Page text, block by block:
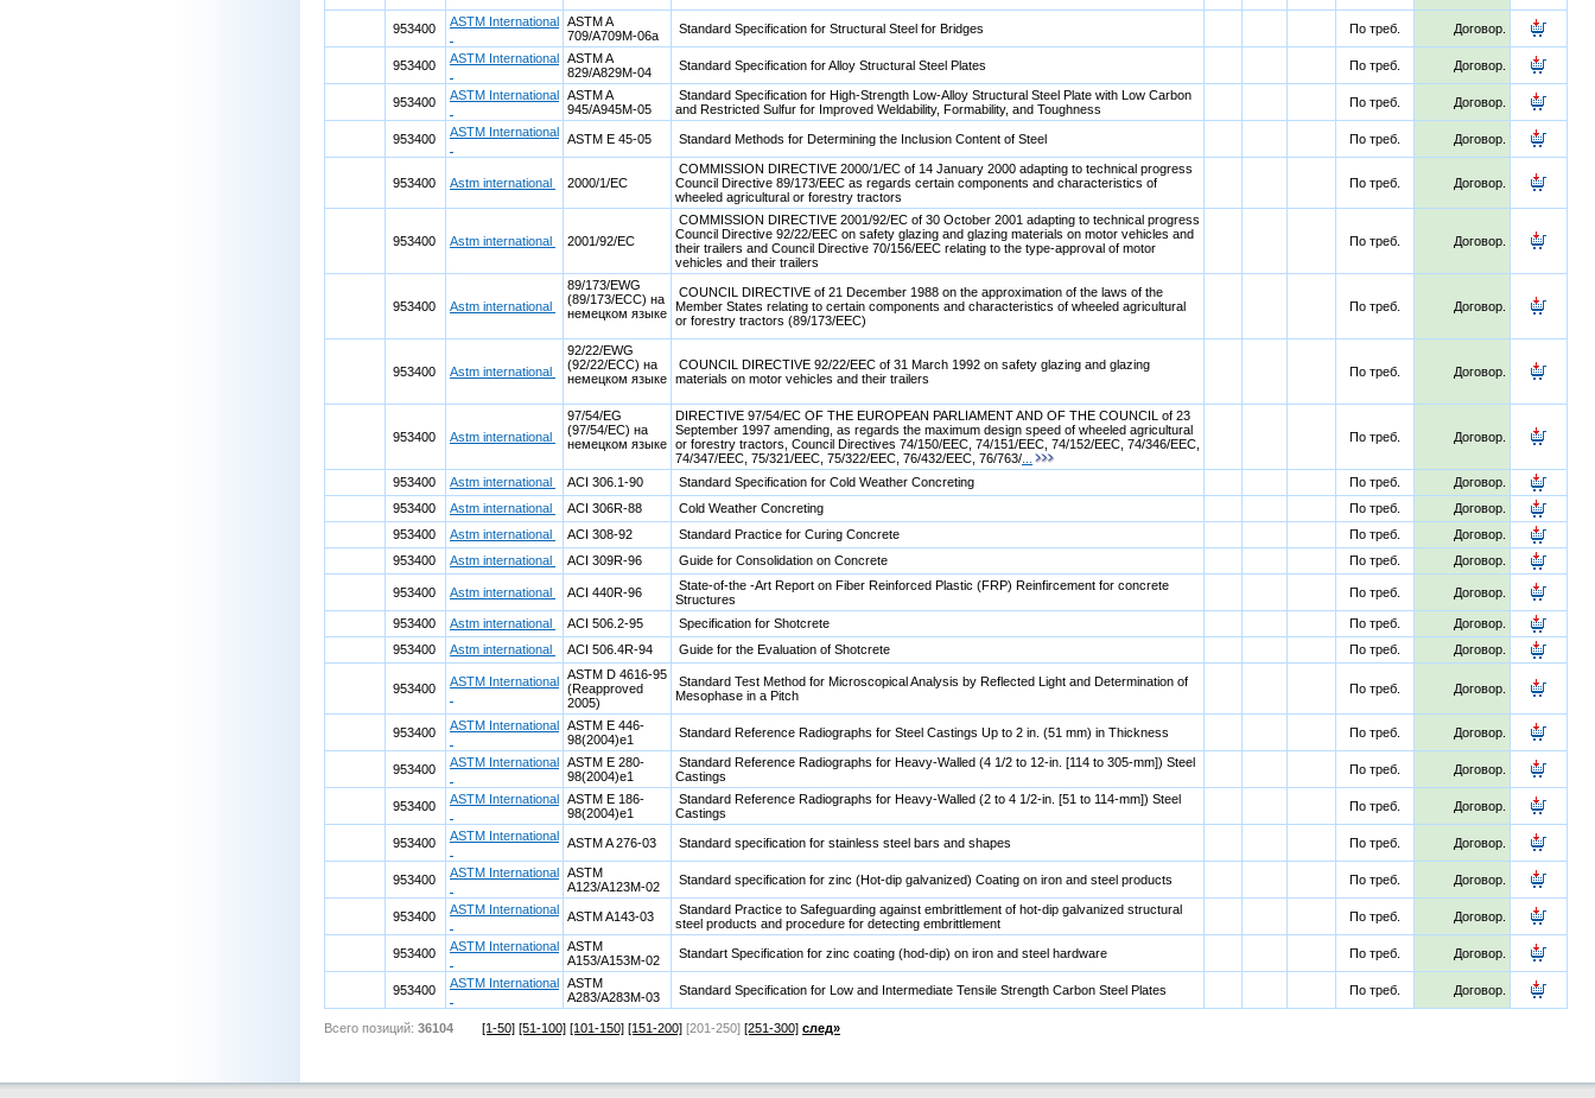
953400 ASTM International ASTM A
709/A709M-06a
Standard Specification for Structural Steel for Bridges По треб. Договор.
953400 ASTM International ASTM A
829/A829M-04
Standard Specification for Alloy Structural Steel Plates По треб. Договор.
953400 ASTM International ASTM A
945/A945M-05
Standard Specification for High-Strength Low-Alloy Structural Steel Plate with Low Carbon
and Restricted Sulfur for Improved Weldability, Formability, and Toughness
По треб. Договор.
953400 ASTM International ASTM E 45-05 Standard Methods for Determining the Inclusion Content of Steel По треб. Договор.
953400 Astm international 2000/1/EC
COMMISSION DIRECTIVE 2000/1/EC of 14 January 2000 adapting to technical progress
Council Directive 89/173/EEC as regards certain components and characteristics of
wheeled agricultural or forestry tractors
По треб. Договор.
953400 Astm international 2001/92/EC
COMMISSION DIRECTIVE 2001/92/EC of 30 October 2001 adapting to technical progress
Council Directive 92/22/EEC on safety glazing and glazing materials on motor vehicles and
their trailers and Council Directive 70/156/EEC relating to the type-approval of motor
vehicles and their trailers
По треб. Договор.
953400 Astm international
89/173/EWG
(89/173/ECC) на
немецком языке
COUNCIL DIRECTIVE of 21 December 1988 on the approximation of the laws of the
Member States relating to certain components and characteristics of wheeled agricultural
or forestry tractors (89/173/EEC)
По треб. Договор.
953400 Astm international
92/22/EWG
(92/22/ECC) на
немецком языке
COUNCIL DIRECTIVE 92/22/EEC of 31 March 1992 on safety glazing and glazing
materials on motor vehicles and their trailers
По треб. Договор.
953400 Astm international
97/54/EG
(97/54/EC) на
немецком языке
DIRECTIVE 97/54/EC OF THE EUROPEAN PARLIAMENT AND OF THE COUNCIL of 23
September 1997 amending, as regards the maximum design speed of wheeled agricultural
or forestry tractors, Council Directives 74/150/EEC, 74/151/EEC, 74/152/EEC, 74/346/EEC,
74/347/EEC, 75/321/EEC, 75/322/EEC, 76/432/EEC, 76/763/
По треб. Договор.
953400 Astm international ACI 306.1-90 Standard Specification for Cold Weather Concreting По треб.
Договор.
953400
Astm international ACI 306R-88 Cold Weather Concreting По треб.
Договор.
953400
Astm international ACI 308-92 Standard Practice for Curing Concrete По треб.
Договор.
953400
Astm international ACI 309R-96 Guide for Consolidation on Concrete По треб. Договор.
953400 Astm international ACI 440R-96
State-of-the -Art Report on Fiber Reinforced Plastic (FRP) Reinfircement for concrete
Structures
По треб. Договор.
953400 Astm international ACI 506.2-95 Specification for Shotcrete По треб.
Договор.
953400
Astm international ACI 506.4R-94 Guide for the Evaluation of Shotcrete По треб. Договор.
953400 ASTM International ASTM D 4616-95
(Reapproved
2005)
Standard Test Method for Microscopical Analysis by Reflected Light and Determination of
Mesophase in a Pitch
По треб. Договор.
953400 ASTM International ASTM E 446-
98(2004)e1
Standard Reference Radiographs for Steel Castings Up to 2 in. (51 mm) in Thickness По треб. Договор.
953400 ASTM International ASTM E 280-
98(2004)e1
Standard Reference Radiographs for Heavy-Walled (4 1/2 to 12-in. [114 to 305-mm]) Steel
Castings
По треб. Договор.
953400 ASTM International ASTM E 186-
98(2004)e1
Standard Reference Radiographs for Heavy-Walled (2 to 4 1/2-in. [51 to 114-mm]) Steel
Castings
По треб. Договор.
953400 ASTM International ASTM A 276-03 Standard specification for stainless steel bars and shapes По треб. Договор.
953400 ASTM International ASTM
A123/A123M-02
Standard specification for zinc (Hot-dip galvanized) Coating on iron and steel products По треб. Договор.
953400 ASTM International ASTM A143-03
Standard Practice to Safeguarding against embrittlement of hot-dip galvanized structural
steel products and procedure for detecting embrittlement
По треб. Договор.
953400 ASTM International ASTM
A153/A153M-02
Standart Specification for zinc coating (hod-dip) on iron and steel hardware По треб. Договор.
953400 ASTM International ASTM
A283/A283M-03
Standard Specification for Low and Intermediate Tensile Strength Carbon Steel Plates По треб. Договор.
Всего позиций: 36104 [1-50] [51-100] [101-150] [151-200] [201-250] [251-300] след»